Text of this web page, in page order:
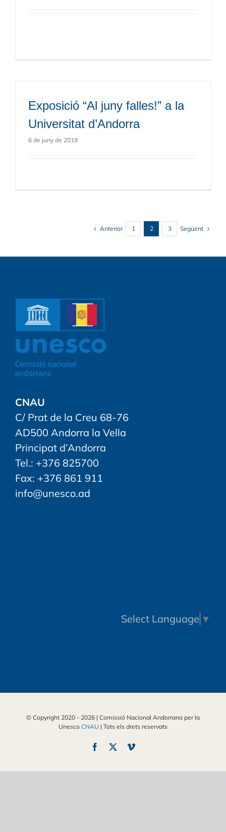
Exposició “Al juny falles!” a la
Universitat d’Andorra
6 de juny de 2019
Anterior 1 2 3 Següent
CNAU
C/ Prat de la Creu 68-76
AD500 Andorra la Vella
Principat d’Andorra
Tel.: +376 825700
Fax: +376 861 911
info@unesco.ad
Select Language ▼
© Copyright 2020 - 2026 | Comissió Nacional Andorrana per la
Unesco CNAU | Tots els drets reservats
Facebook Vimeo